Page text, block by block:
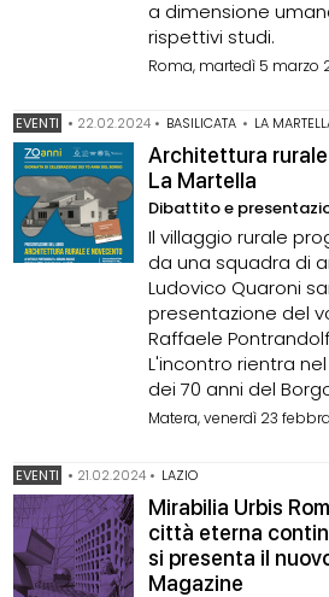
a dimensione
rispettivi studi.
Roma, martedì 5 marzo
EVENTI • 22.02.2024 • BASILICATA • LA
Architettura
La Martella
Dibattito e
Il villaggio rurale
da una squadra di
Ludovico Quaroni
presentazione del
Raffaele
L'incontro rientra
dei 70 anni del
Matera, venerdì 23
EVENTI • 21.02.2024 • LAZIO
Mirabilia Urbis
città eterna
si presenta il
Magazine